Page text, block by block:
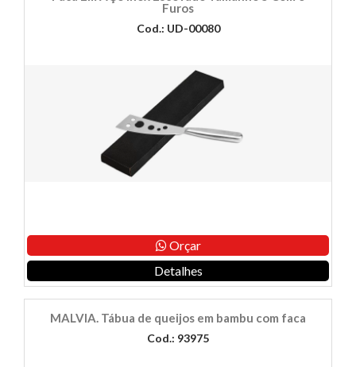
Furos
Cod.: UD-00080
Orçar
Detalhes
MALVIA. Tábua de queijos em bambu com faca
Cod.: 93975